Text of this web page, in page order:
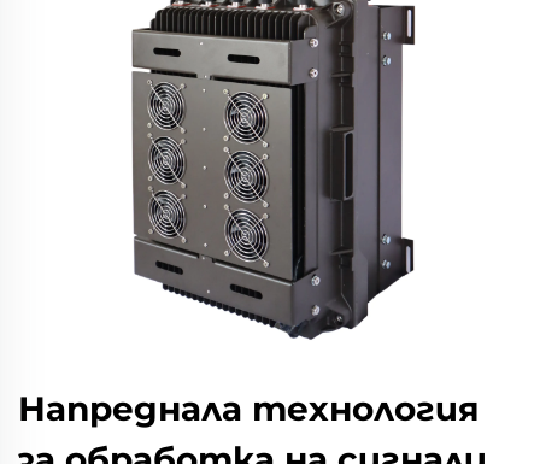
Напреднала технология